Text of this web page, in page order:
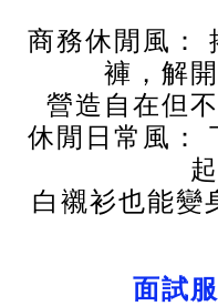
商務休閒風：
褲，解
營造自在但
休閒日常風：
白襯衫也能變
面試